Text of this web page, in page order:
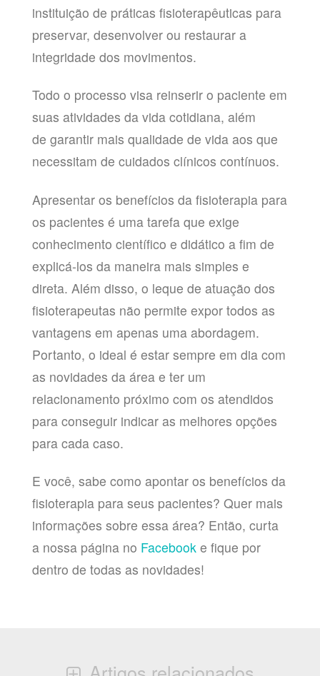
instituição de práticas fisioterapêuticas para
preservar, desenvolver ou restaurar a
integridade dos movimentos.
Todo o processo visa reinserir o paciente em
suas atividades da vida cotidiana, além
de garantir mais qualidade de vida aos que
necessitam de cuidados clínicos contínuos.
Apresentar os benefícios da fisioterapia para
os pacientes é uma tarefa que exige
conhecimento científico e didático a fim de
explicá-los da maneira mais simples e
direta. Além disso, o leque de atuação dos
fisioterapeutas não permite expor todos as
vantagens em apenas uma abordagem.
Portanto, o ideal é estar sempre em dia com
as novidades da área e ter um
relacionamento próximo com os atendidos
para conseguir indicar as melhores opções
para cada caso.
E você, sabe como apontar os benefícios da
fisioterapia para seus pacientes? Quer mais
informações sobre essa área? Então, curta
a nossa página no Facebooke fique por
dentro de todas as novidades!